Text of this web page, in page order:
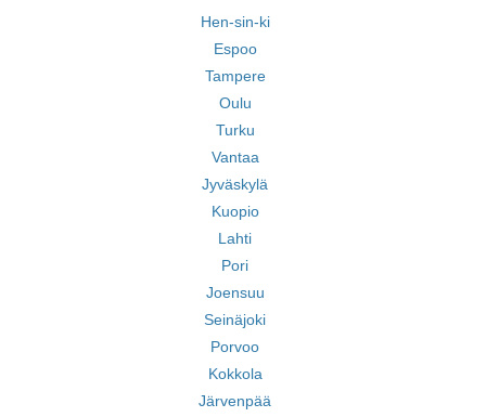
Hen-sin-ki
Espoo
Tampere
Oulu
Turku
Vantaa
Jyväskylä
Kuopio
Lahti
Pori
Joensuu
Seinäjoki
Porvoo
Kokkola
Järvenpää